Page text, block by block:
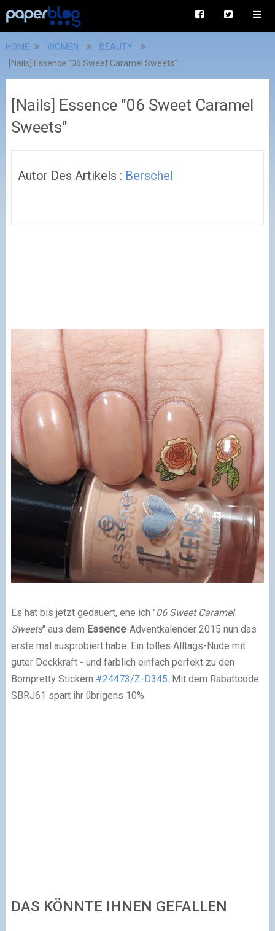
HOME WOMEN
BEAUTY
[Nails] Essence "06 Sweet Caramel Sweets"
[Nails] Essence "06 Sweet Caramel
Sweets"
Autor Des Artikels : Berschel
Es hat bis jetzt gedauert, ehe ich "06 Sweet Caramel
Sweets" aus dem Essence-Adventkalender 2015 nun das
erste mal ausprobiert habe. Ein tolles Alltags-Nude mit
guter Deckkraft - und farblich einfach perfekt zu den
Bornpretty Stickern #24473/Z-D345 . Mit dem Rabattcode
SBRJ61 spart ihr übrigens 10%.
DAS KÖNNTE IHNEN GEFALLEN